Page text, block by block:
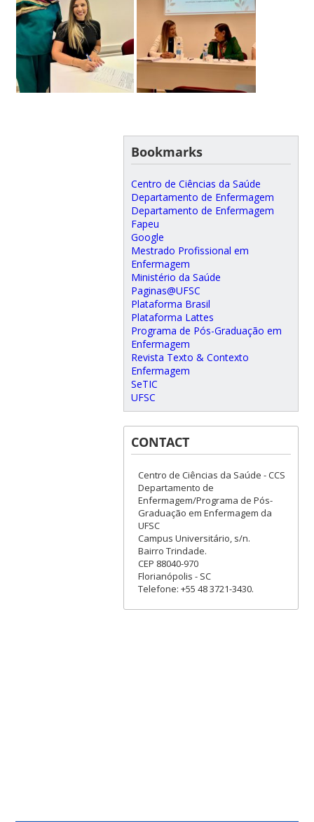
Bookmarks
Centro de Ciências da Saúde
Departamento de Enfermagem
Departamento de Enfermagem
Fapeu
Google
Mestrado Profissional em
Enfermagem
Ministério da Saúde
Paginas@UFSC
Plataforma Brasil
Plataforma Lattes
Programa de Pós-Graduação em
Enfermagem
Revista Texto & Contexto
Enfermagem
SeTIC
UFSC
CONTACT
Centro de Ciências da Saúde - CCS
Departamento de
Enfermagem/Programa de Pós-
Graduação em Enfermagem da
UFSC
Campus Universitário, s/n.
Bairro Trindade.
CEP 88040-970
Florianópolis - SC
Telefone: +55 48 3721-3430.